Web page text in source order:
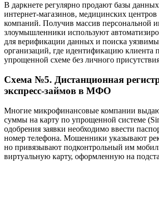
В даркнете регулярно продают базы
интернет-магазинов, медицинских центров
компаний. Получив массив персональной
злоумышленники используют
для верификации данных и поиска
организаций, где идентификацию клиента
упрощенной схеме без личного
Схема №5. Дистанционная
экспресс-займов в МФО
Многие микрофинансовые компании
суммы на карту по упрощенной системе
одобрения заявки необходимо ввести
номер телефона. Мошенники указывают
но привязывают подконтрольный им
виртуальную карту, оформленную на